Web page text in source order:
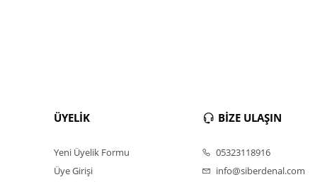
ÜYELİK
Yeni Üyelik Formu
Üye Girişi
BİZE ULAŞIN
05323118916
info@siberdenal.com